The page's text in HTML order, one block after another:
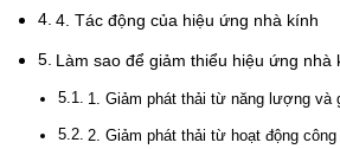
4. Tác động của hiệu ứng nhà kính
Làm sao để giảm thiểu hiệu ứng nhà
1. Giảm phát thải từ năng lượng và
2. Giảm phát thải từ hoạt động công